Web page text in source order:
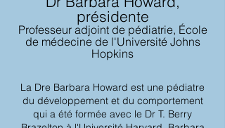
présidente
Professeur adjoint de pédiatrie, École
de médecine de l'Université Johns
Hopkins
La Dre Barbara Howard est une pédiatre
du développement et du comportement
qui a été formée avec le Dr T. Berry